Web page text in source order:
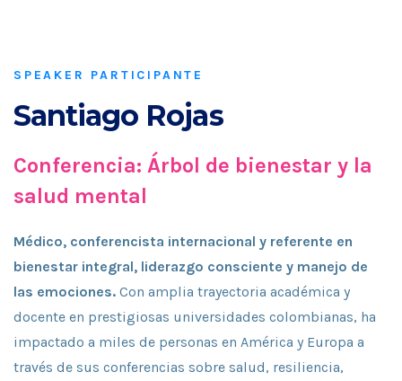
SPEAKER PARTICIPANTE
Santiago Rojas
Conferencia: Árbol de bienestar y la
salud mental
Médico, conferencista internacional y referente en
bienestar integral, liderazgo consciente y manejo de
las emociones. Con amplia trayectoria académica y
docente en prestigiosas universidades colombianas, ha
impactado a miles de personas en América y Europa a
través de sus conferencias sobre salud, resiliencia,